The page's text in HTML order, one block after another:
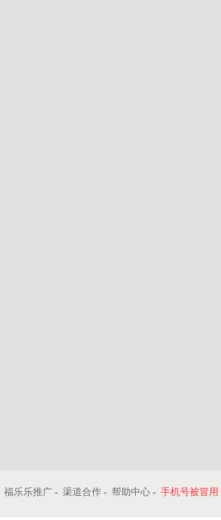
福乐乐推广 - 渠道合作 - 帮助中心 - 手机号被冒用